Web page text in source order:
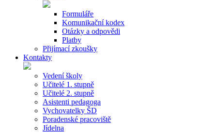
Formuláře
Komunikační kodex
Otázky a odpovědi
Platby
Přijímací zkoušky
Kontakty
Vedení školy
Učitelé 1. stupně
Učitelé 2. stupně
Asistenti pedagoga
Vychovatelky ŠD
Poradenské pracoviště
Jídelna